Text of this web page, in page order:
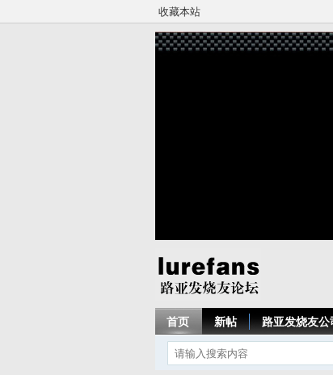
收藏本站
首页 新帖 路亚发烧友公